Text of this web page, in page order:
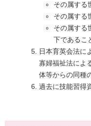
その属する
その属する
その属する
下であるこ
日本育英会法に
寡婦福祉法によ
体等からの同種
過去に技能習得